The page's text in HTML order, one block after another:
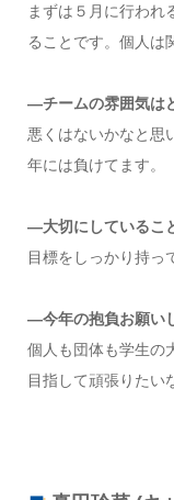
まずは５月に行われ
ることです。個人は
—チームの雰囲気は
悪くはないかなと
年には負けてます。
—大切にしているこ
目標をしっかり持っ
—今年の抱負お願い
個人も団体も学生の
目指して頑張りたい